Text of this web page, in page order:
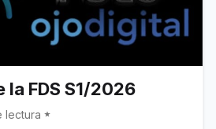
la FDS S1/2026
lectura